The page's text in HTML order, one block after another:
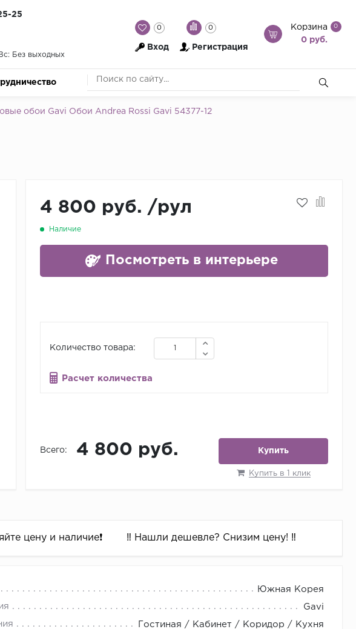
25
Без выходных
0 0
Вход Регистрация
Корзина 0
0 руб.
обои Gavi Обои Andrea Rossi Gavi 54377-12
4 800 руб. /рул
Наличие
Посмотреть в интерьере
Количество товара:
Расчет количества
Всего: 4 800 руб. Купить
Купить в 1 клик
цену и наличие❗️ ‼️ Нашли дешевле? Снизим цену! ‼️
Южная Корея
Gavi
Гостиная / Кабинет / Коридор / Кухня